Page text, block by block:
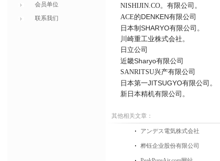
会员单位
联系我们
NISHIJIN.CO。有限公司。
ACE的DENKEN有限公司
日本制 SHARYO有限公司。
川崎重工业株式会社。
日立公司
近畿Sharyo有限公司
SANRITSU兴产有限公司
日本第一JITSUGYO有限公司。
新日本精机有限公司。
其他相关文章：
アンデス電気株式会社
桦钰企业股份有限公司